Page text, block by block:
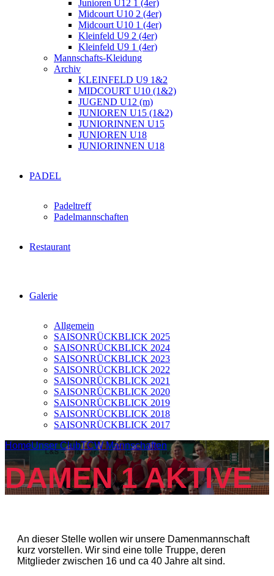
Junioren U12 1 (4er)
Midcourt U10 2 (4er)
Midcourt U10 1 (4er)
Kleinfeld U9 2 (4er)
Kleinfeld U9 1 (4er)
Mannschafts-Kleidung
Archiv
KLEINFELD U9 1&2
MIDCOURT U10 (1&2)
JUGEND U12 (m)
JUNIOREN U15 (1&2)
JUNIORINNEN U15
JUNIOREN U18
JUNIORINNEN U18
PADEL
Padeltreff
Padelmannschaften
Restaurant
Galerie
Allgemein
SAISONRÜCKBLICK 2025
SAISONRÜCKBLICK 2024
SAISONRÜCKBLICK 2023
SAISONRÜCKBLICK 2022
SAISONRÜCKBLICK 2021
SAISONRÜCKBLICK 2020
SAISONRÜCKBLICK 2019
SAISONRÜCKBLICK 2018
SAISONRÜCKBLICK 2017
HomeUnser ClubTCW Mannschaften
DAMEN 1 AKTIVE
An dieser Stelle wollen wir unsere Damenmannschaft
kurz vorstellen. Wir sind eine tolle Truppe, deren
Mitglieder zwischen 16 und ca 40 Jahre alt sind.